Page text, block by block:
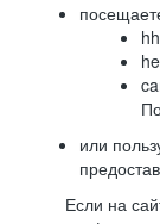
или
Если на